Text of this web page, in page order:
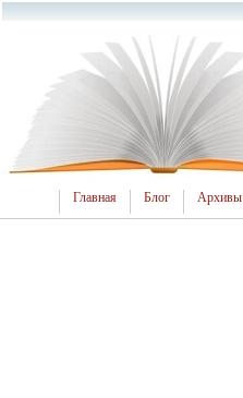
Главная Блог Архивы